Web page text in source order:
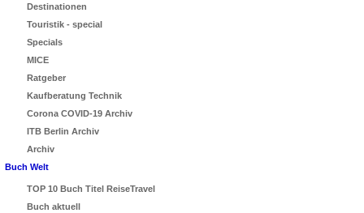
Destinationen
Touristik - special
Specials
MICE
Ratgeber
Kaufberatung Technik
Corona COVID-19 Archiv
ITB Berlin Archiv
Archiv
Buch Welt
TOP 10 Buch Titel ReiseTravel
Buch aktuell